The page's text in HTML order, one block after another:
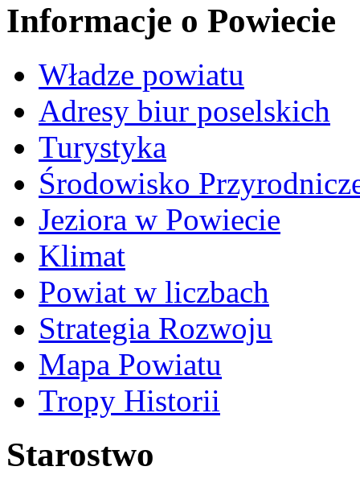
Informacje o Powiecie
Władze powiatu
Adresy biur poselskich
Turystyka
Środowisko
Jeziora w Powiecie
Klimat
Powiat w liczbach
Strategia Rozwoju
Mapa Powiatu
Tropy Historii
Starostwo